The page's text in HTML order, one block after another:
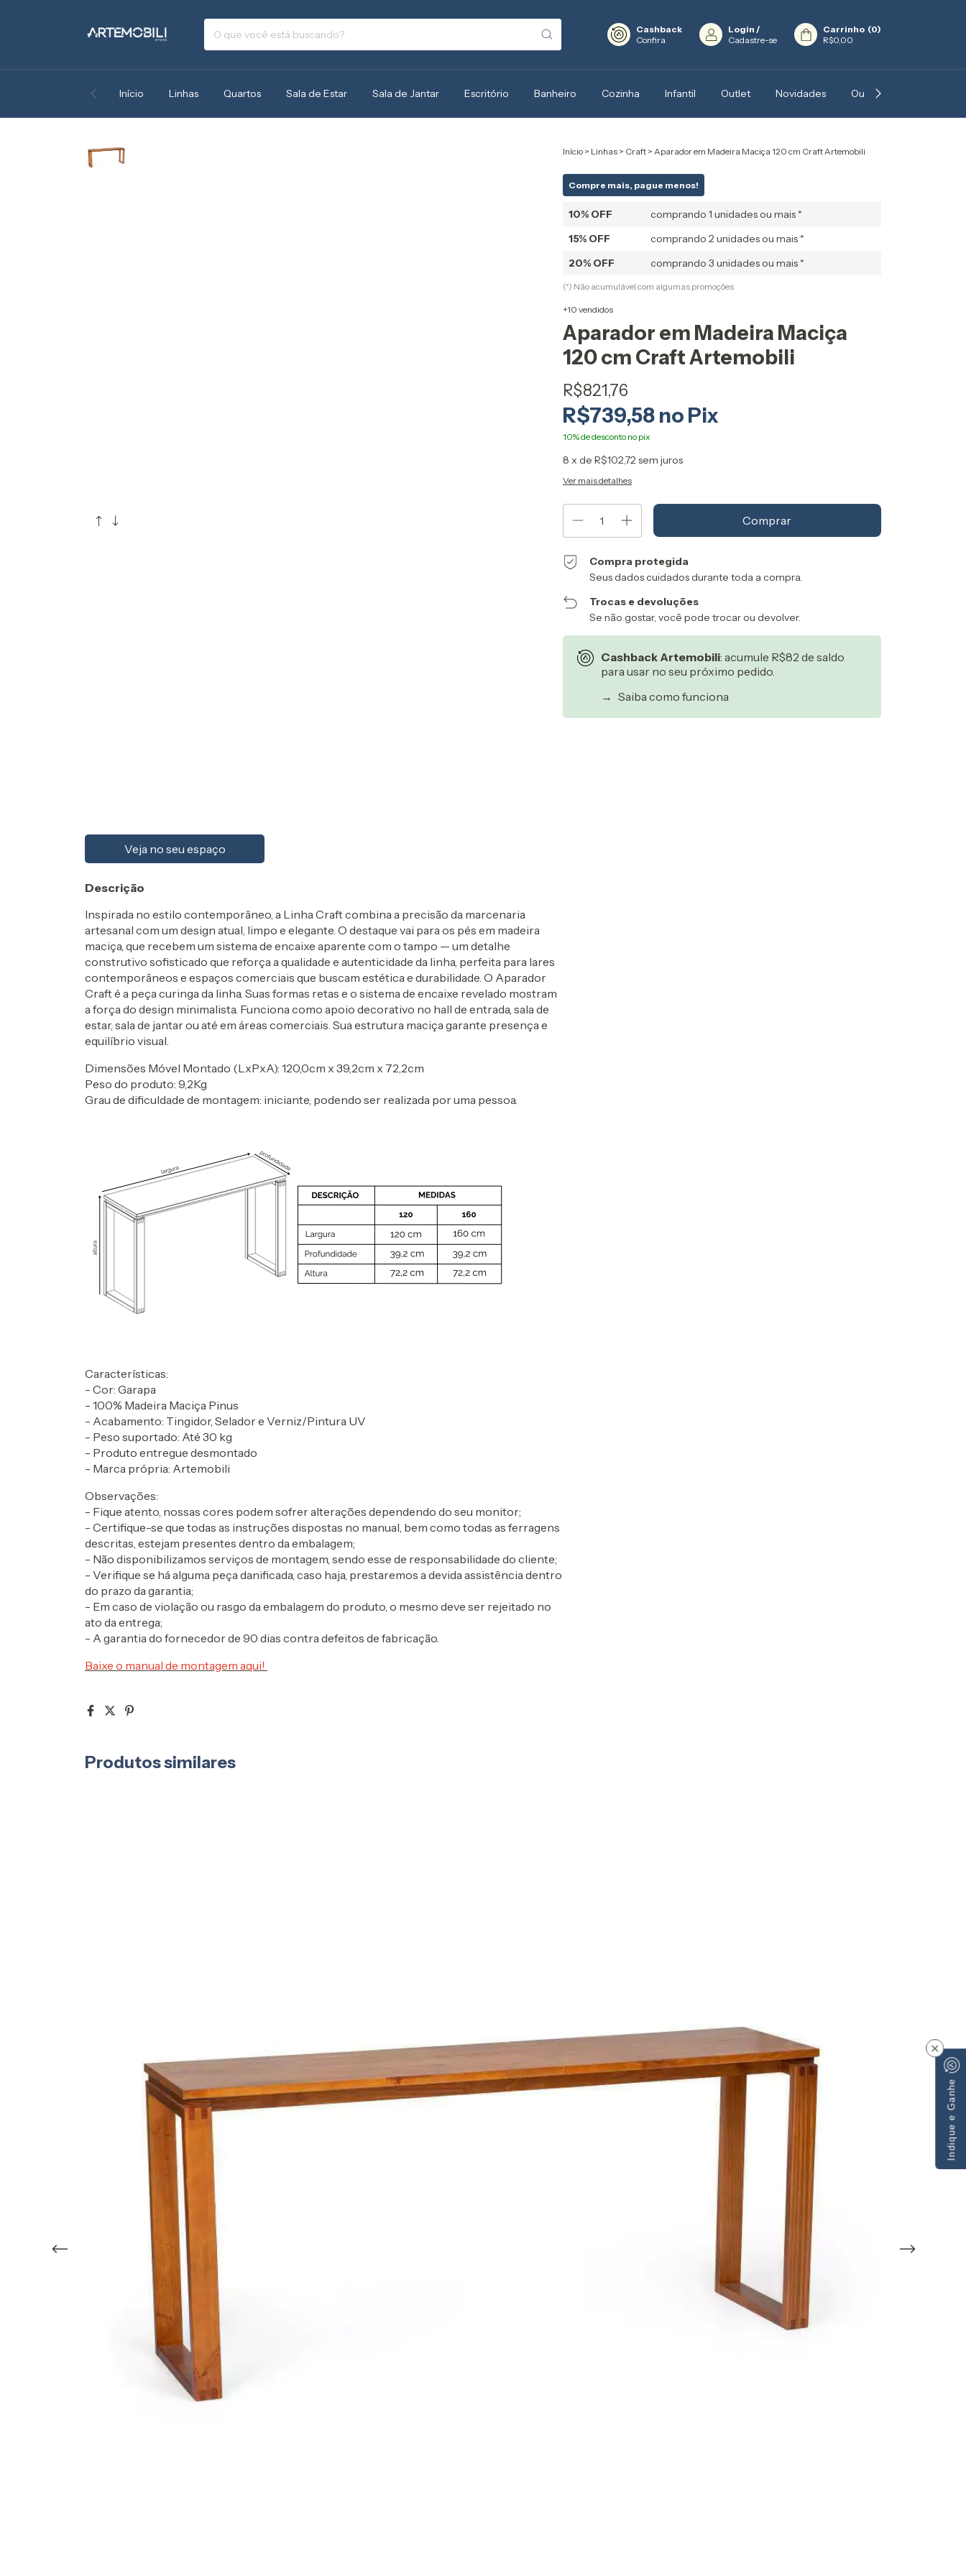
Cashback
Confira
Login /
Cadastre-se
Carrinho (0)
R$0,00
Início Linhas Quartos Sala de Estar Sala de Jantar Escritório Banheiro Cozinha Infantil Outlet Novidades Outros
Início > Linhas > Craft > Aparador em Madeira Maciça 120 cm Craft Artemobili
Compre mais, pague menos!
10% OFF
comprando 1 unidades ou mais *
15% OFF
comprando 2 unidades ou mais *
20% OFF
comprando 3 unidades ou mais *
(*) Não acumulável com algumas promoções
+10 vendidos
Aparador em Madeira Maciça
120 cm Craft Artemobili
R$821,76
R$739,58
8 x de R$102,72sem juros
Ver mais detalhes
Compra protegida
Seus dados cuidados durante toda a compra.
Trocas e devoluções
Se não gostar, você pode trocar ou devolver.
Cashback Artemobili: acumule R$82 de saldo
para usar no seu próximo pedido.
→ Saiba como funciona
Veja no seu espaço
Descrição
Inspirada no estilo contemporâneo, a Linha Craft combina a precisão da marcenaria
artesanal com um design atual, limpo e elegante. O destaque vai para os pés em madeira
maciça, que recebem um sistema de encaixe aparente com o tampo — um detalhe
construtivo sofisticado que reforça a qualidade e autenticidade da linha, perfeita para lares
contemporâneos e espaços comerciais que buscam estética e durabilidade. O Aparador
Craft é a peça curinga da linha. Suas formas retas e o sistema de encaixe revelado mostram
a força do design minimalista. Funciona como apoio decorativo no hall de entrada, sala de
estar, sala de jantar ou até em áreas comerciais. Sua estrutura maciça garante presença e
equilíbrio visual.
Dimensões Móvel Montado (LxPxA): 120,0cm x 39,2cm x 72,2cm
Peso do produto: 9,2Kg
Grau de dificuldade de montagem: iniciante, podendo ser realizada por uma pessoa.
Características:
- Cor: Garapa
- 100% Madeira Maciça Pinus
- Acabamento: Tingidor, Selador e Verniz/Pintura UV
- Peso suportado: Até 30 kg
- Produto entregue desmontado
- Marca própria: Artemobili
Observações:
- Fique atento, nossas cores podem sofrer alterações dependendo do seu monitor;
- Certifique-se que todas as instruções dispostas no manual, bem como todas as ferragens
descritas, estejam presentes dentro da embalagem;
- Não disponibilizamos serviços de montagem, sendo esse de responsabilidade do cliente;
- Verifique se há alguma peça danificada, caso haja, prestaremos a devida assistência dentro
do prazo da garantia;
- Em caso de violação ou rasgo da embalagem do produto, o mesmo deve ser rejeitado no
ato da entrega;
- A garantia do fornecedor de 90 dias contra defeitos de fabricação.
Baixe o manual de montagem aqui!
Produtos similares
Indique e Ganhe
×